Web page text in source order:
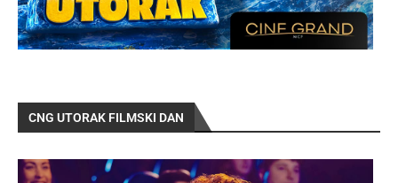
CNG UTORAK FILMSKI DAN